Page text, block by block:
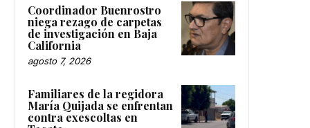
Coordinador Buenrostro
niega rezago de carpetas
de investigación en Baja
California
agosto 7, 2026
Familiares de la regidora
María Quijada se enfrentan
contra exescoltas en